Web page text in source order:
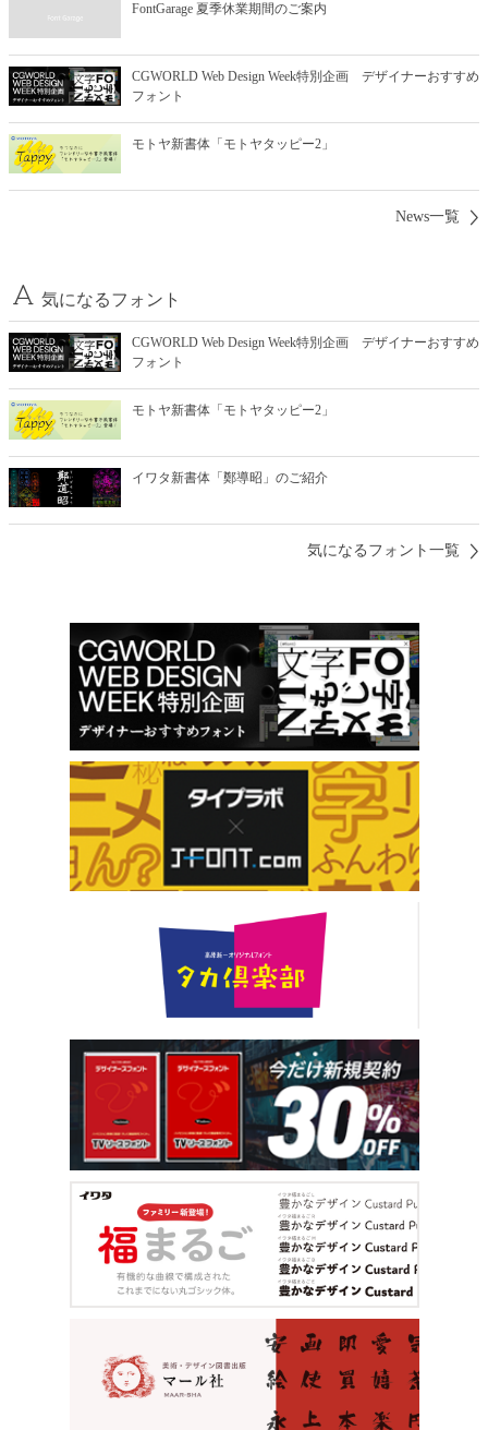
FontGarage 夏季休業期間のご案内
CGWORLD Web Design Week特別企画 デザイナーおすすめ
フォント
モトヤ新書体「モトヤタッピー2」
News一覧
気になるフォント
CGWORLD Web Design Week特別企画 デザイナーおすすめ
フォント
モトヤ新書体「モトヤタッピー2」
イワタ新書体「鄭導昭」のご紹介
気になるフォント一覧